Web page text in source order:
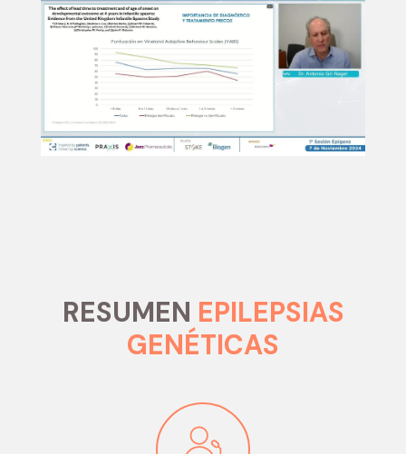
RESUMEN EPILEPSIAS
GENÉTICAS